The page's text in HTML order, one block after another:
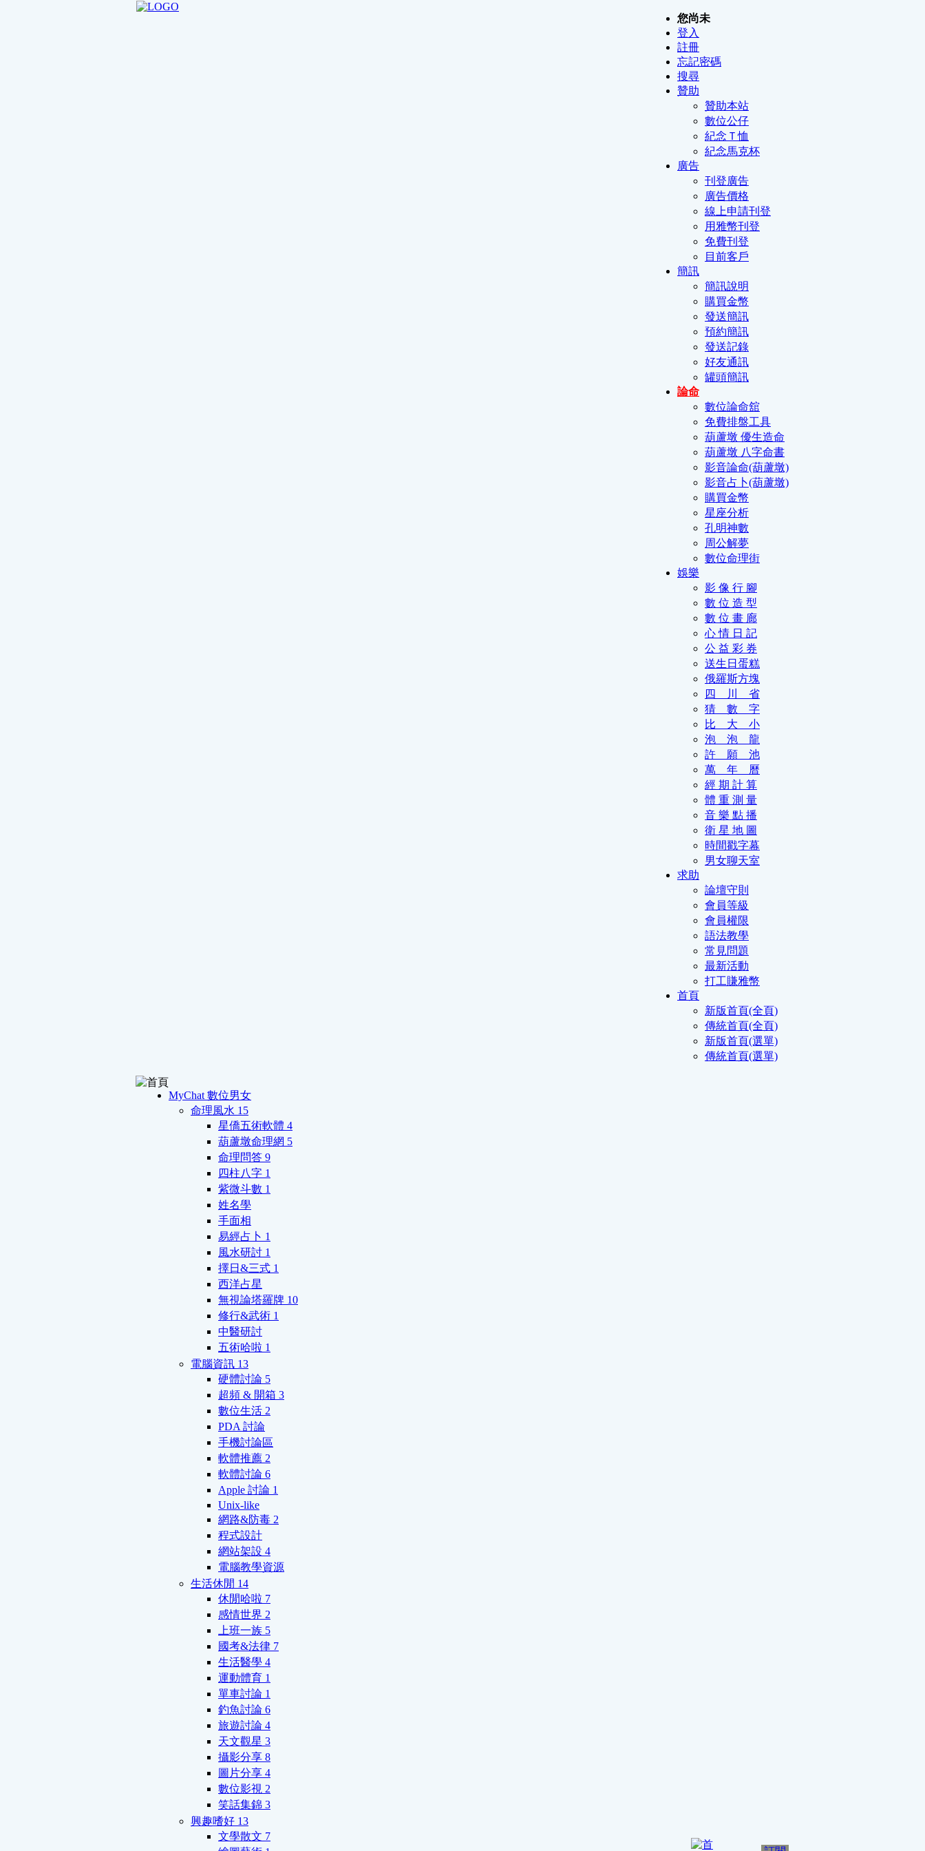
您尚未
登入
註冊
忘記密碼
搜尋
贊助
贊助本站
數位公仔
紀念Ｔ恤
紀念馬克杯
廣告
刊登廣告
廣告價格
線上申請刊登
用雅幣刊登
免費刊登
目前客戶
簡訊
簡訊說明
購買金幣
發送簡訊
預約簡訊
發送記錄
好友通訊
罐頭簡訊
論命
數位論命舘
免費排盤工具
葫蘆墩 優生造命
葫蘆墩 八字命書
影音論命(葫蘆墩)
影音占卜(葫蘆墩)
購買金幣
星座分析
孔明神數
周公解夢
數位命理街
娛樂
影 像 行 腳
數 位 造 型
數 位 畫 廊
心 情 日 記
公 益 彩 券
送生日蛋糕
俄羅斯方塊
四 川 省
猜 數 字
比 大 小
泡 泡 龍
許 願 池
萬 年 曆
經 期 計 算
體 重 測 量
音 樂 點 播
衛 星 地 圖
時間戳字幕
男女聊天室
求助
論壇守則
會員等級
會員權限
語法教學
常見問題
最新活動
打工賺雅幣
首頁
新版首頁(全頁)
傳統首頁(全頁)
新版首頁(選單)
傳統首頁(選單)
MyChat 數位男女
命理風水 15
星僑五術軟體 4
葫蘆墩命理網 5
命理問答 9
四柱八字 1
紫微斗數 1
姓名學
手面相
易經占卜 1
風水研討 1
擇日&三式 1
西洋占星
無視論塔羅牌 10
修行&武術 1
中醫研討
五術哈啦 1
電腦資訊 13
硬體討論 5
超頻 & 開箱 3
數位生活 2
PDA 討論
手機討論區
軟體推薦 2
軟體討論 6
Apple 討論 1
Unix-like
網路&防毒 2
程式設計
網站架設 4
電腦教學資源
生活休閒 14
休閒哈啦 7
感情世界 2
上班一族 5
國考&法律 7
生活醫學 4
運動體育 1
單車討論 1
釣魚討論 6
旅遊討論 4
天文觀星 3
攝影分享 8
圖片分享 4
數位影視 2
笑話集錦 3
興趣嗜好 13
文學散文 7